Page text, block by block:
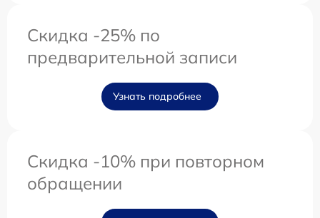
Скидка -25% по
предварительной записи
Узнать подробнее
Скидка -10% при повторном
обращении